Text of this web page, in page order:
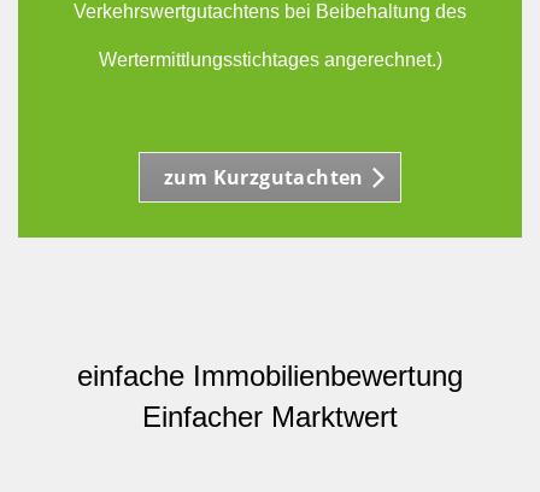
Verkehrswertgutachtens bei Beibehaltung des
Wertermittlungsstichtages angerechnet.)
zum Kurzgutachten
einfache Immobilienbewertung
Einfacher Marktwert